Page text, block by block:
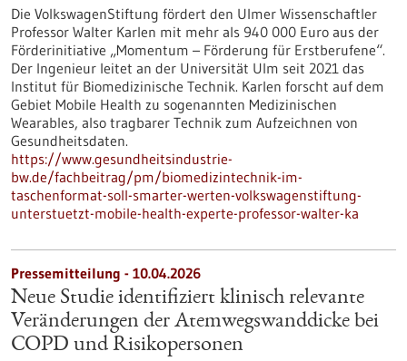
Die VolkswagenStiftung fördert den Ulmer Wissenschaftler
Professor Walter Karlen mit mehr als 940 000 Euro aus der
Förderinitiative „Momentum – Förderung für Erstberufene“.
Der Ingenieur leitet an der Universität Ulm seit 2021 das
Institut für Biomedizinische Technik. Karlen forscht auf dem
Gebiet Mobile Health zu sogenannten Medizinischen
Wearables, also tragbarer Technik zum Aufzeichnen von
Gesundheitsdaten.
https://www.gesundheitsindustrie-
bw.de/fachbeitrag/pm/biomedizintechnik-im-
taschenformat-soll-smarter-werten-volkswagenstiftung-
unterstuetzt-mobile-health-experte-professor-walter-ka
Pressemitteilung - 10.04.2026
Neue Studie identifiziert klinisch relevante
Veränderungen der Atemwegswanddicke bei
COPD und Risikopersonen